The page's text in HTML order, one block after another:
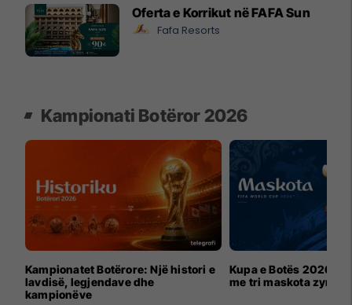
Oferta e Korrikut në FAFA Sun
Fafa Resorts
Kampionati Botëror 2026
Kampionatet Botërore: Një histori e
lavdisë, legjendave dhe
kampionëve
Kupa e Botës 2026
me tri maskota zyrtare